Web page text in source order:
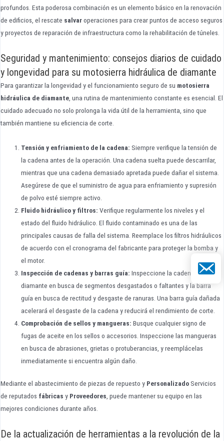
profundos. Esta poderosa combinación es un elemento básico en la renovación
de edificios, el rescate salvaroperaciones para crear puntos de acceso seguros
y proyectos de reparación de infraestructura como la rehabilitación de túneles.
Seguridad y mantenimiento: consejos diarios de cuidado
y longevidad para su motosierra hidráulica de diamante
Para garantizar la longevidad y el funcionamiento seguro de su motosierra
hidráulica de diamante , una rutina de mantenimiento constante es esencial. El
cuidado adecuado no solo prolonga la vida útil de la herramienta, sino que
también mantiene su eficiencia de corte.
Tensión y enfriamiento de la cadena: Siempre verifique la tensión de
la cadena antes de la operación. Una cadena suelta puede descarrilar,
mientras que una cadena demasiado apretada puede dañar el sistema.
Asegúrese de que el suministro de agua para enfriamiento y supresión
de polvo esté siempre activo.
Fluido hidráulico y filtros: Verifique regularmente los niveles y el
estado del fluido hidráulico. El fluido contaminado es una de las
principales causas de falla del sistema. Reemplace los filtros hidráulicos
de acuerdo con el cronograma del fabricante para proteger la bomba y
el motor.
Inspección de cadenas y barras guía: Inspeccione la cadena de
diamante en busca de segmentos desgastados o faltantes y la barra
guía en busca de rectitud y desgaste de ranuras. Una barra guía dañada
acelerará el desgaste de la cadena y reducirá el rendimiento de corte.
Comprobación de sellos y mangueras: Busque cualquier signo de
fugas de aceite en los sellos o accesorios. Inspeccione las mangueras
en busca de abrasiones, grietas o protuberancias, y reemplácelas
inmediatamente si encuentra algún daño.
Mediante el abastecimiento de piezas de repuesto y PersonalizadoServicios
de reputados fábricas y Proveedores, puede mantener su equipo en las
mejores condiciones durante años.
De la actualización de herramientas a la revolución de la
Correo